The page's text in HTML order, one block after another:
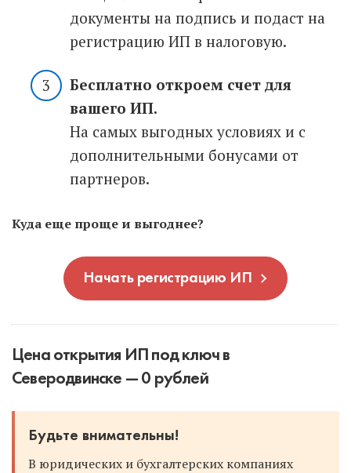
документы на подпись и подаст на
регистрацию ИП в налоговую.
Бесплатно откроем счет для
вашего ИП.
На самых выгодных условиях и с
дополнительными бонусами от
партнеров.
Куда еще проще и выгоднее?
Начать регистрацию ИП
Цена открытия ИП под ключ в
Северодвинске — 0 рублей
Будьте внимательны!
В юридических и бухгалтерских компаниях